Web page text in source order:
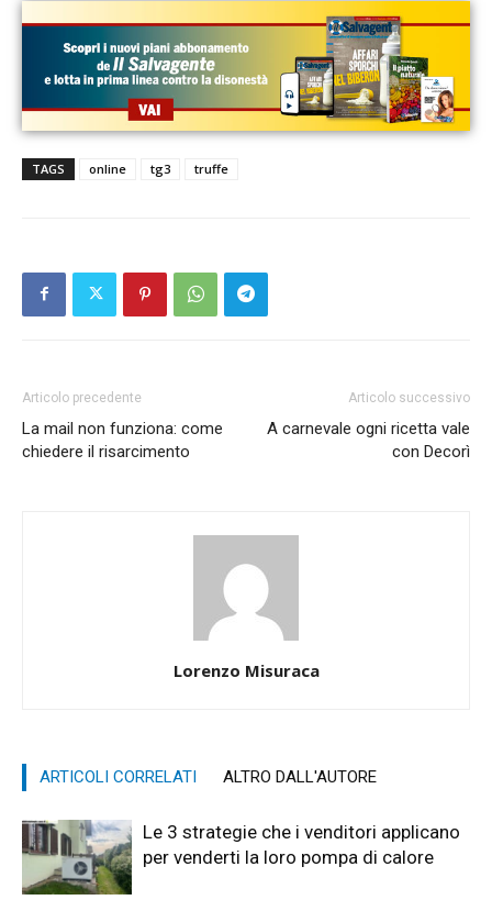
TAGS online tg3 truffe
Articolo precedente
La mail non funziona: come
chiedere il risarcimento
Articolo successivo
A carnevale ogni ricetta vale
con Decorì
Lorenzo Misuraca
ARTICOLI CORRELATI ALTRO DALL'AUTORE
Le 3 strategie che i venditori applicano
per venderti la loro pompa di calore